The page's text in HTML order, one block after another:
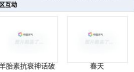
互动
胎素抗衰神话破
春天